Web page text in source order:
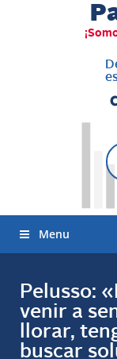
Menu
Pelusso:
venir a
llorar,
buscar